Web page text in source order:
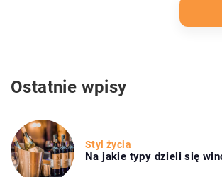
Ostatnie wpisy
Styl życia
Na jakie typy dzieli się